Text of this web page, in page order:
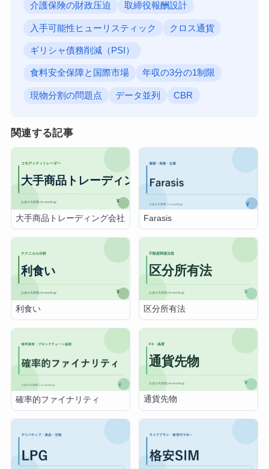
介護保険の財政压迫 取締役報酬設計
入手可能性ヒューリスティック クロス通貨
ギリシャ債務削減（PSI）
食料安全保障と国際市場 年収の3分の1制限
現物分割の問題点 データ並列 CBR
関連する記事
大手商品トレーディング会社 Farasis
利食い 区分所有法
確率的ファイナリティ 通貨先物